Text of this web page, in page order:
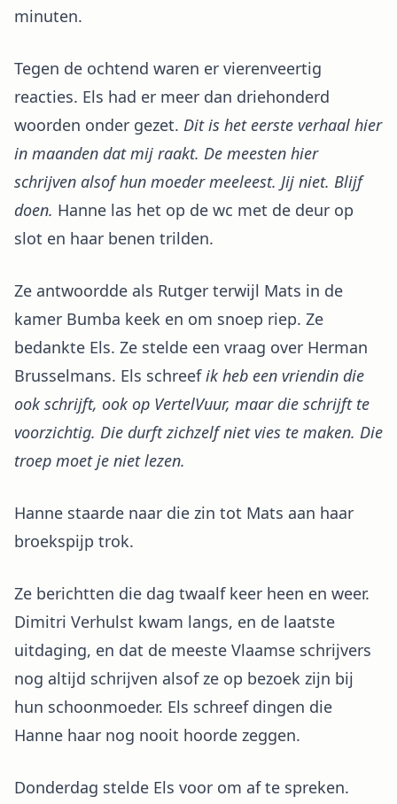
minuten.
Tegen de ochtend waren er vierenveertig
reacties. Els had er meer dan driehonderd
woorden onder gezet. Dit is het eerste verhaal hier
in maanden dat mij raakt. De meesten hier
schrijven alsof hun moeder meeleest. Jij niet. Blijf
doen. Hanne las het op de wc met de deur op
slot en haar benen trilden.
Ze antwoordde als Rutger terwijl Mats in de
kamer Bumba keek en om snoep riep. Ze
bedankte Els. Ze stelde een vraag over Herman
Brusselmans. Els schreefik heb een vriendin die
ook schrijft, ook op VertelVuur, maar die schrijft te
voorzichtig. Die durft zichzelf niet vies te maken. Die
troep moet je niet lezen.
Hanne staarde naar die zin tot Mats aan haar
broekspijp trok.
Ze berichtten die dag twaalf keer heen en weer.
Dimitri Verhulst kwam langs, en de laatste
uitdaging, en dat de meeste Vlaamse schrijvers
nog altijd schrijven alsof ze op bezoek zijn bij
hun schoonmoeder. Els schreef dingen die
Hanne haar nog nooit hoorde zeggen.
Donderdag stelde Els voor om af te spreken.